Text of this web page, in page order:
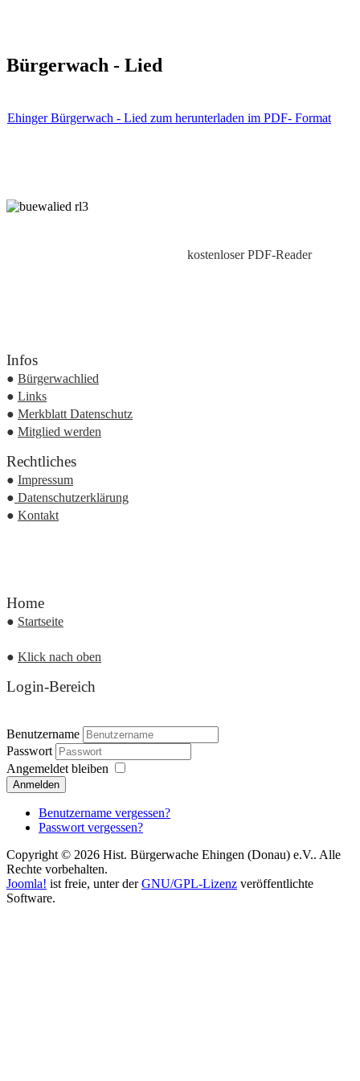
Bürgerwach - Lied
Ehinger Bürgerwach - Lied zum herunterladen im PDF- Format
kostenloser PDF-Reader
Infos
● Bürgerwachlied
● Links
● Merkblatt Datenschutz
● Mitglied werden
Rechtliches
● Impressum
● Datenschutzerklärung
● Kontakt
Home
● Startseite
● Klick nach oben
Login-Bereich
Benutzername
Passwort
Angemeldet bleiben
Anmelden
Benutzername vergessen?
Passwort vergessen?
Copyright © 2026 Hist. Bürgerwache Ehingen (Donau) e.V.. Alle
Rechte vorbehalten.
Joomla! ist freie, unter derGNU/GPL-Lizenz veröffentlichte
Software.